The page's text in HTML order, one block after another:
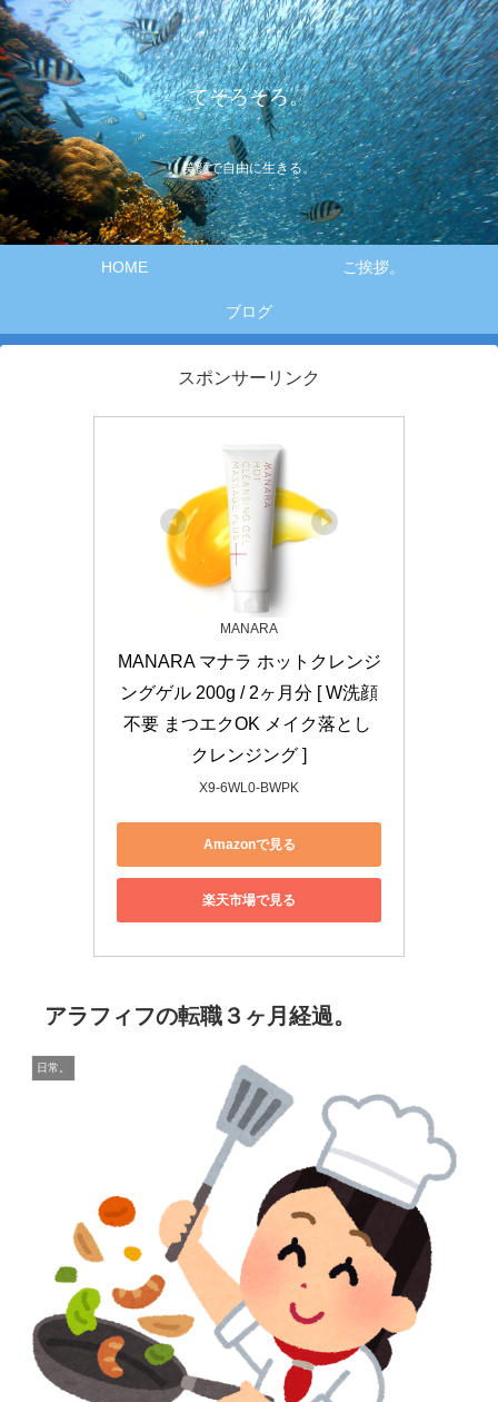
てそろそろ。
笑顔で自由に生きる。
HOME ご挨拶。
ブログ
スポンサーリンク
MANARA
MANARA マナラ ホットクレンジ
ングゲル 200g / 2ヶ月分 [ W洗顔
不要 まつエクOK メイク落とし
クレンジング ]
X9-6WL0-BWPK
Amazonで見る
楽天市場で見る
アラフィフの転職３ヶ月経過。
日常。